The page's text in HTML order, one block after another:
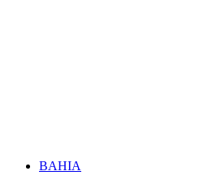
BAHIA